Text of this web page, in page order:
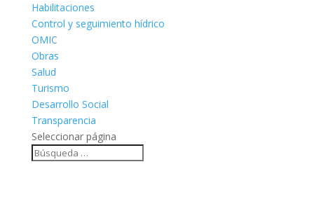
Habilitaciones
Control y seguimiento hídrico
OMIC
Obras
Salud
Turismo
Desarrollo Social
Transparencia
Seleccionar página